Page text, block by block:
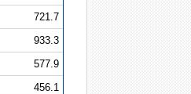
721.7
933.3
577.9
456.1